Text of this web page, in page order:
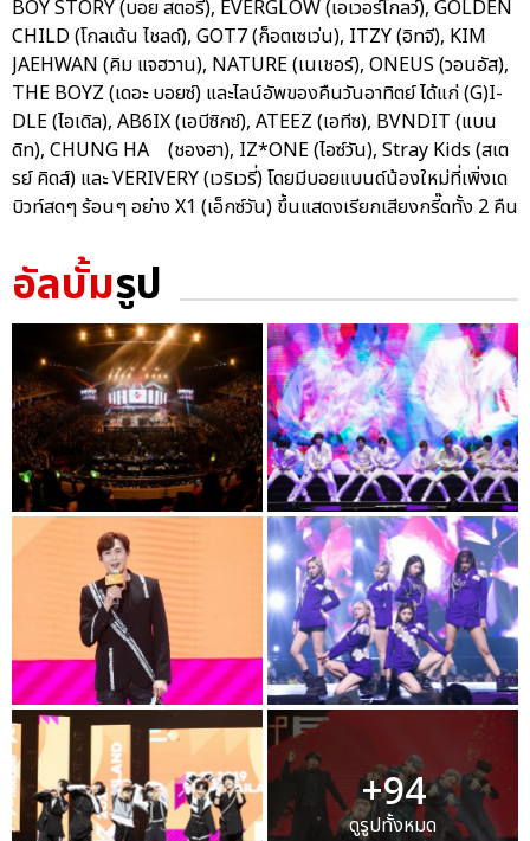
BOY STORY (บอย สตอรี่), EVERGLOW (เอเวอร์โกลว์), GOLDEN
CHILD (โกลเด้น ไชลด์), GOT7 (ก็อตเซเว่น), ITZY (อิทจี), KIM
JAEHWAN (คิม แจฮวาน), NATURE (เนเชอร์), ONEUS (วอนอัส),
THE BOYZ (เดอะ บอยซ์) และไลน์อัพของคืนวันอาทิตย์ ได้แก่ (G)I-
DLE (ไอเดิล), AB6IX (เอบีซิกซ์), ATEEZ (เอทีซ), BVNDIT (แบน
ดิท), CHUNG HA (ชองฮา), IZ*ONE (ไอซ์วัน), Stray Kids (สเต
รย์ คิดส์) และ VERIVERY (เวริเวรี่) โดยมีบอยแบนด์น้องใหม่ที่เพิ่งเด
บิวท์สดๆ ร้อนๆ อย่าง X1 (เอ็กซ์วัน) ขึ้นแสดงเรียกเสียงกรี๊ดทั้ง 2 คืน
อัลบั้มรูป
+94
ดูรูปทั้งหมด